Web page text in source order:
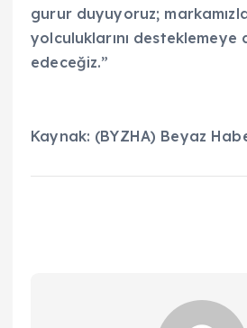
gurur duyuyoruz;
yolculuklarını desteklemeye
edeceğiz.”
Kaynak: (BYZHA) Beyaz